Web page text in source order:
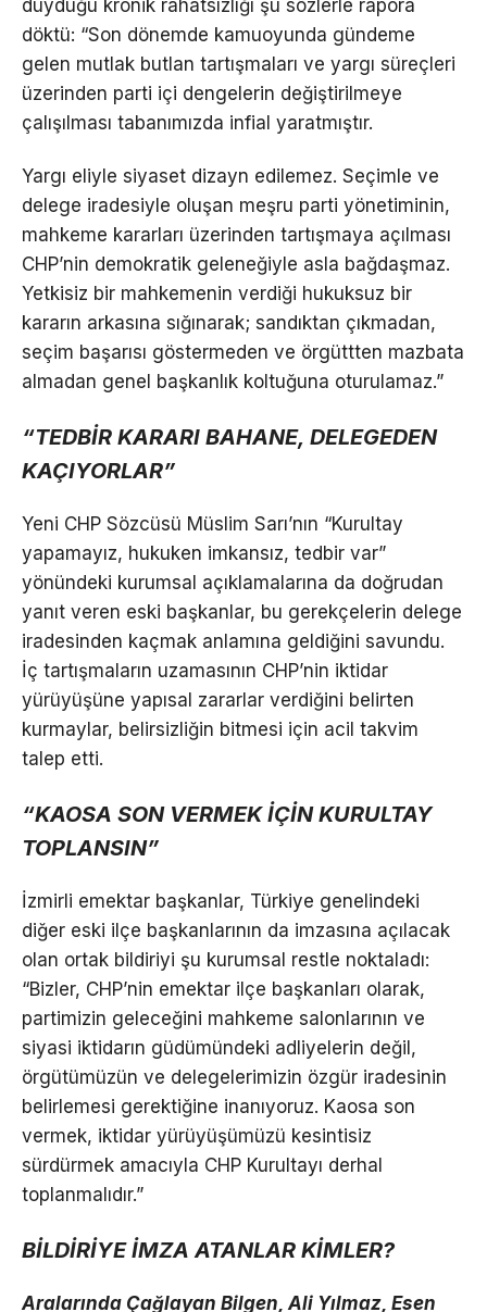
duyduğu kronik rahatsızlığı şu sözlerle rapora
döktü: “Son dönemde kamuoyunda gündeme
gelen mutlak butlan tartışmaları ve yargı süreçleri
üzerinden parti içi dengelerin değiştirilmeye
çalışılması tabanımızda infial yaratmıştır.
Yargı eliyle siyaset dizayn edilemez. Seçimle ve
delege iradesiyle oluşan meşru parti yönetiminin,
mahkeme kararları üzerinden tartışmaya açılması
CHP’nin demokratik geleneğiyle asla bağdaşmaz.
Yetkisiz bir mahkemenin verdiği hukuksuz bir
kararın arkasına sığınarak; sandıktan çıkmadan,
seçim başarısı göstermeden ve örgüttten mazbata
almadan genel başkanlık koltuğuna oturulamaz.”
“TEDBİR KARARI BAHANE, DELEGEDEN
KAÇIYORLAR”
Yeni CHP Sözcüsü Müslim Sarı’nın “Kurultay
yapamayız, hukuken imkansız, tedbir var”
yönündeki kurumsal açıklamalarına da doğrudan
yanıt veren eski başkanlar, bu gerekçelerin delege
iradesinden kaçmak anlamına geldiğini savundu.
İç tartışmaların uzamasının CHP’nin iktidar
yürüyüşüne yapısal zararlar verdiğini belirten
kurmaylar, belirsizliğin bitmesi için acil takvim
talep etti.
“KAOSA SON VERMEK İÇİN KURULTAY
TOPLANSIN”
İzmirli emektar başkanlar, Türkiye genelindeki
diğer eski ilçe başkanlarının da imzasına açılacak
olan ortak bildiriyi şu kurumsal restle noktaladı:
“Bizler, CHP’nin emektar ilçe başkanları olarak,
partimizin geleceğini mahkeme salonlarının ve
siyasi iktidarın güdümündeki adliyelerin değil,
örgütümüzün ve delegelerimizin özgür iradesinin
belirlemesi gerektiğine inanıyoruz. Kaosa son
vermek, iktidar yürüyüşümüzü kesintisiz
sürdürmek amacıyla CHP Kurultayı derhal
toplanmalıdır.”
BİLDİRİYE İMZA ATANLAR KİMLER?
Aralarında Çağlayan Bilgen, Ali Yılmaz, Esen